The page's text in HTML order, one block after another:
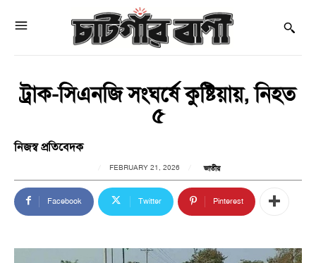
ট্রাক-সিএনজি সংঘর্ষে কুষ্টিয়ায়, নিহত
৫
নিজস্ব প্রতিবেদক
FEBRUARY 21, 2026 জাতীয়
Facebook Twitter Pinterest